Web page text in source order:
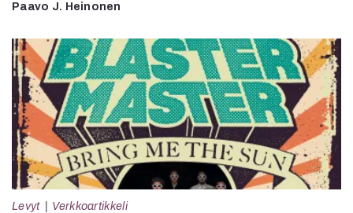
Paavo J. Heinonen
Levyt Verkkoartikkeli